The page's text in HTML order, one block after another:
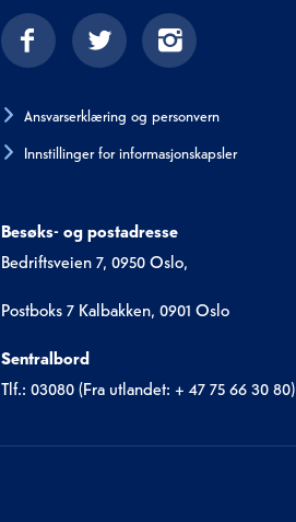
Ansvarserklæring og personvern
Innstillinger for informasjonskapsler
Besøks- og postadresse
Bedriftsveien 7, 0950 Oslo,
Postboks 7 Kalbakken, 0901 Oslo
Sentralbord
Tlf.: 03080 (Fra utlandet: + 47 75 66 30 80)